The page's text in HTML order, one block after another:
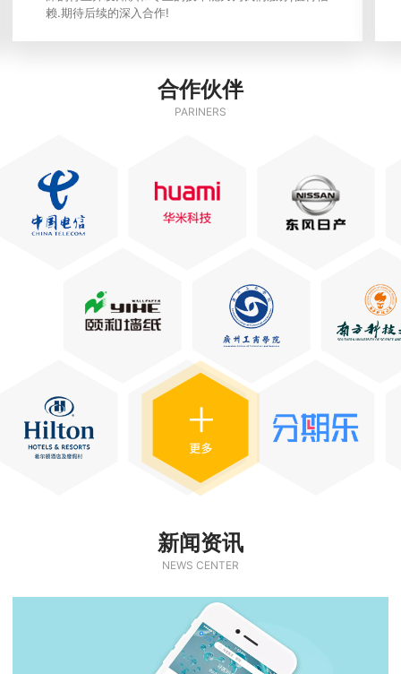
赖.期待后续的深入合作!
合作伙伴
PARINERS
新闻资讯
NEWS CENTER